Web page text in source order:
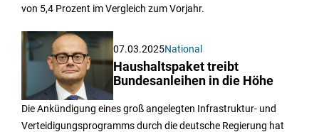
von 5,4 Prozent im Vergleich zum Vorjahr.
07.03.2025National
Haushaltspaket treibt
Bundesanleihen in die Höhe
Die Ankündigung eines groß angelegten Infrastruktur- und
Verteidigungsprogramms durch die deutsche Regierung hat